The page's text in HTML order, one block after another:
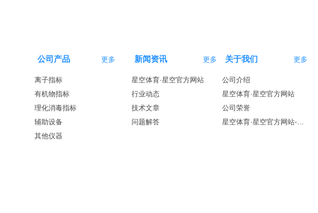
新闻资讯 更多
星空体育·星空官方网站
行业动态
技术文章
问题解答
公司产品 更多
离子指标
有机物指标
理化消毒指标
辅助设备
其他仪器
关于我们 更多
公司介绍
星空体育·星空官方网站
公司荣誉
星空体育·星空官方网站-星空体育（中国）